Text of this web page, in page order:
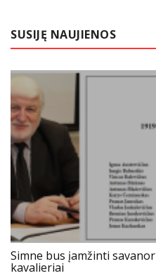
SUSIJĘ NAUJIENOS
Simne bus įamžinti
kavalieriai